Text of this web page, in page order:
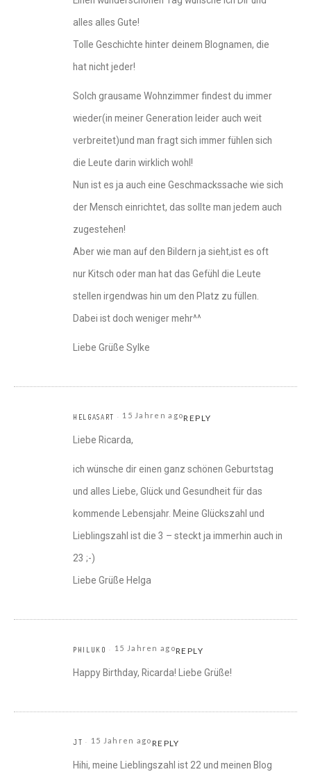
alles alles Gute!
Tolle Geschichte hinter deinem Blognamen, die
hat nicht jeder!
Solch grausame Wohnzimmer findest du immer
wieder(in meiner Generation leider auch weit
verbreitet)und man fragt sich immer fühlen sich
die Leute darin wirklich wohl!
Nun ist es ja auch eine Geschmackssache wie sich
der Mensch einrichtet, das sollte man jedem auch
zugestehen!
Aber wie man auf den Bildern ja sieht,ist es oft
nur Kitsch oder man hat das Gefühl die Leute
stellen irgendwas hin um den Platz zu füllen.
Dabei ist doch weniger mehr^^
Liebe Grüße Sylke
HELGASART 15 Jahren agoREPLY
Liebe Ricarda,
ich wünsche dir einen ganz schönen Geburtstag
und alles Liebe, Glück und Gesundheit für das
kommende Lebensjahr. Meine Glückszahl und
Lieblingszahl ist die 3 – steckt ja immerhin auch in
23 ;-)
Liebe Grüße Helga
PHILUKO 15 Jahren agoREPLY
Happy Birthday, Ricarda! Liebe Grüße!
JT 15 Jahren agoREPLY
Hihi, meine Lieblingszahl ist 22 und meinen Blog